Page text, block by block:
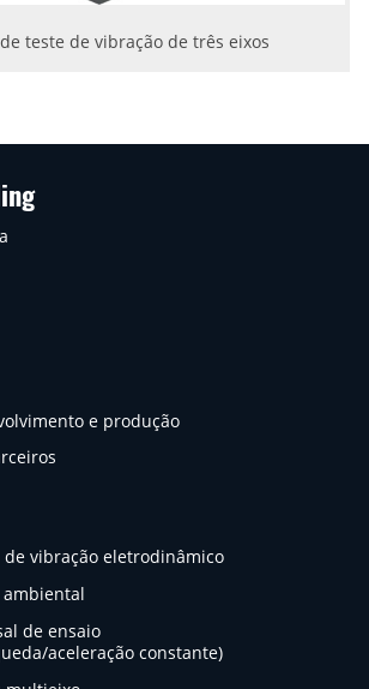
teste de vibração de três eixos
e produção
de vibração eletrodinâmico
ambiental
de ensaio
aceleração constante)